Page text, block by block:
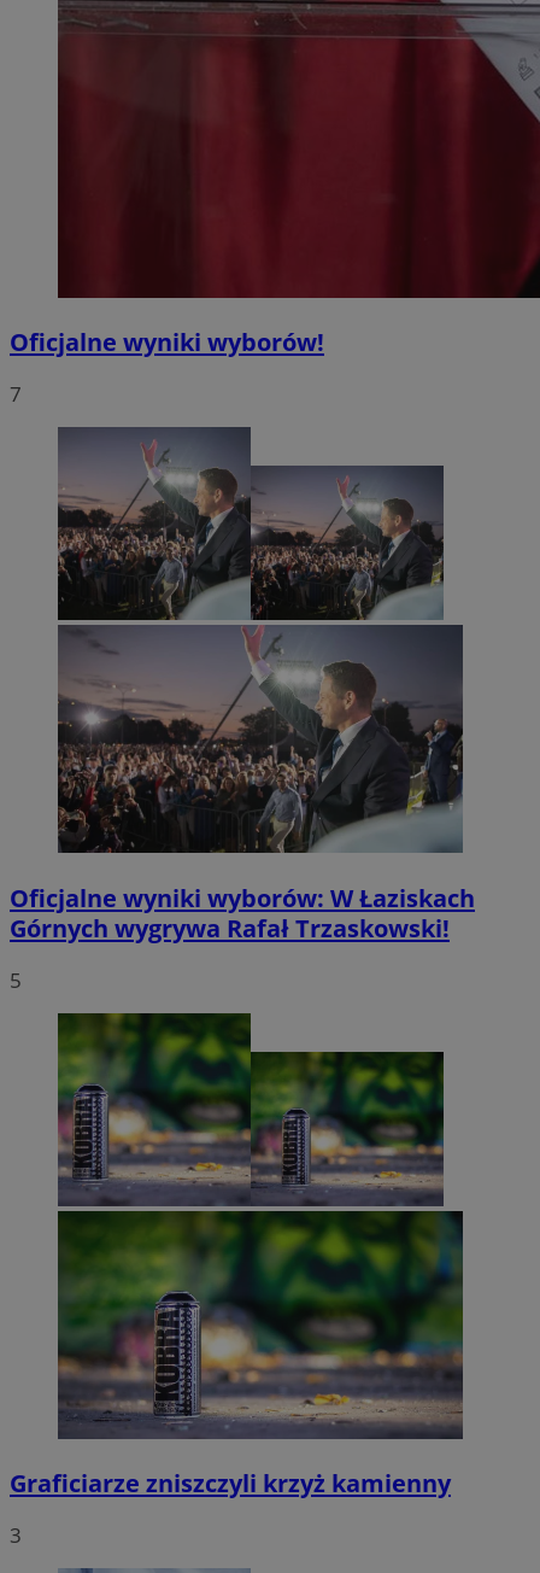
Oficjalne wyniki wyborów!
7
Oficjalne wyniki wyborów: W Łaziskach
Górnych wygrywa Rafał Trzaskowski!
5
Graficiarze zniszczyli krzyż kamienny
3